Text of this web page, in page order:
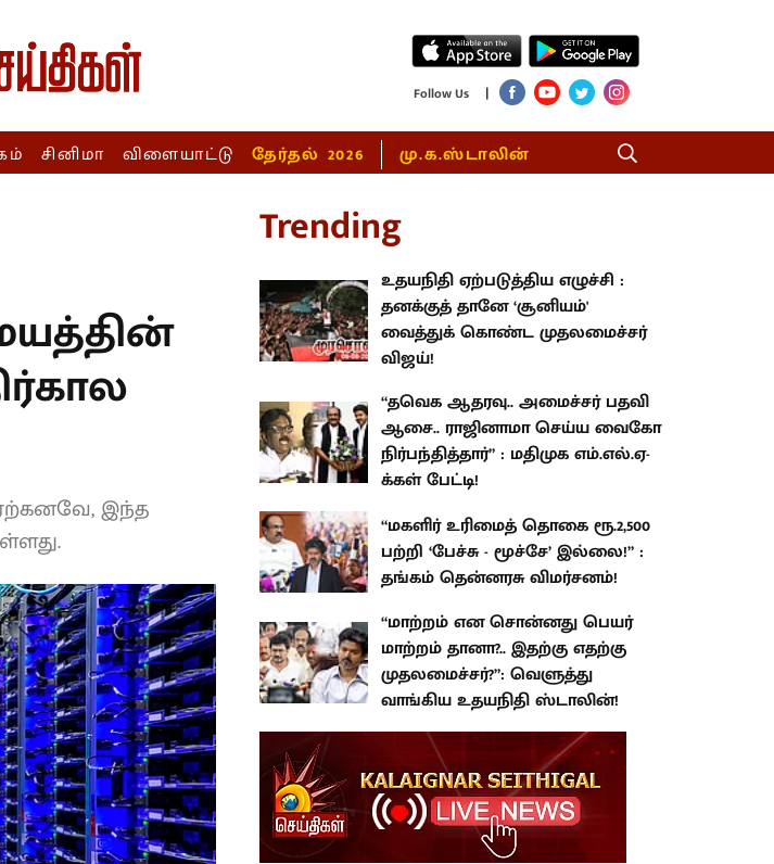
Follow Us |
சினிமா விளையாட்டு தேர்தல் 2026 மு.க.ஸ்டாலின்
இந்த
Trending
உதயநிதி ஏற்படுத்திய எழுச்சி :
தனக்குத் தானே ‘சூனியம்'
வைத்துக் கொண்ட முதலமைச்சர்
விஜய்!
“தவெக ஆதரவு.. அமைச்சர் பதவி
ஆசை.. ராஜினாமா செய்ய வைகோ
நிர்பந்தித்தார்” : மதிமுக எம்.எல்.ஏ-
க்கள் பேட்டி!
“மகளிர் உரிமைத் தொகை ரூ.2,500
பற்றி ‘பேச்சு - மூச்சே’ இல்லை!” :
தங்கம் தென்னரசு விமர்சனம்!
“மாற்றம் என சொன்னது பெயர்
மாற்றம் தானா?.. இதற்கு எதற்கு
முதலமைச்சர்?”: வெளுத்து
வாங்கிய உதயநிதி ஸ்டாலின்!